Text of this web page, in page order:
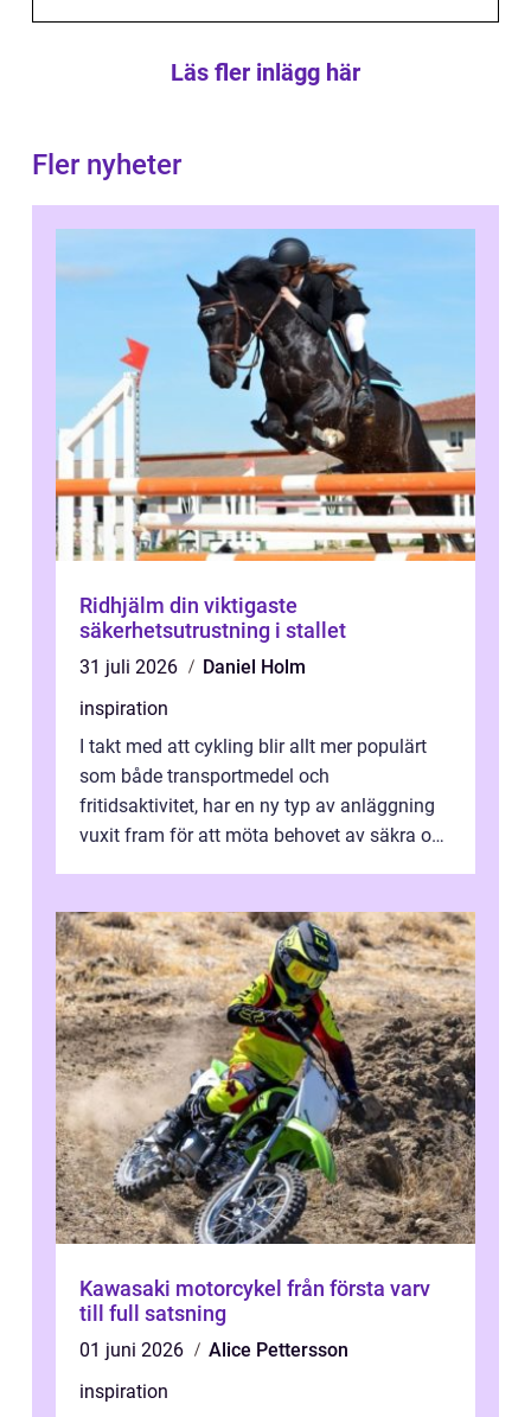
Läs fler inlägg här
Fler nyheter
Ridhjälm din viktigaste
säkerhetsutrustning i stallet
31 juli 2026
Daniel Holm
inspiration
I takt med att cykling blir allt mer populärt
som både transportmedel och
fritidsaktivitet, har en ny typ av anläggning
vuxit fram för att möta behovet av säkra och
Kawasaki motorcykel från första varv
till full satsning
01 juni 2026
Alice Pettersson
inspiration